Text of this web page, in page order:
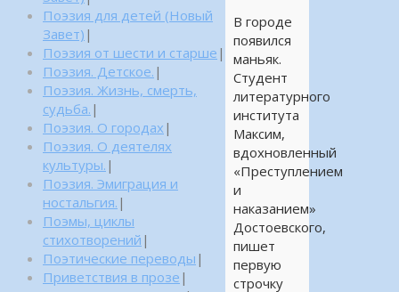
В городе
появился
маньяк.
Студент
литературного
института
Максим,
вдохновленный
«Преступлением
и
наказанием»
Достоевского,
пишет
первую
строчку
Поэзия для детей (Новый
Завет) |
Поэзия от шести и старше |
Поэзия. Детское. |
Поэзия. Жизнь, смерть,
судьба. |
Поэзия. О городах |
Поэзия. О деятелях
культуры. |
Поэзия. Эмиграция и
ностальгия. |
Поэмы, циклы
стихотворений |
Поэтические переводы |
Приветствия в прозе |